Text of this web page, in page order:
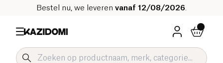
Bestel nu, we leveren vanaf 12/08/2026